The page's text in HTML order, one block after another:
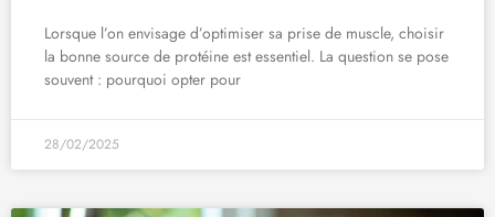
Lorsque l’on envisage d’optimiser sa prise de muscle, choisir
la bonne source de protéine est essentiel. La question se pose
souvent : pourquoi opter pour
28/02/2025